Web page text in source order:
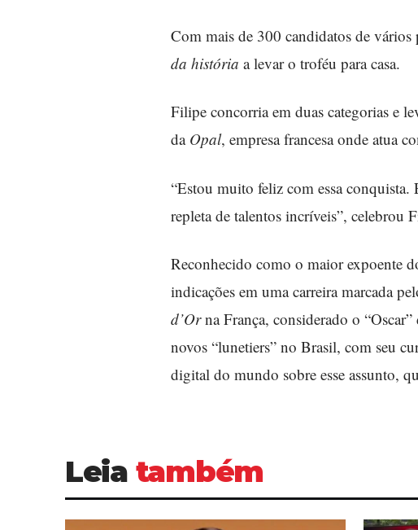
Com mais de 300 candidatos de vários
da história a levar o troféu para casa.
Filipe concorria em duas categorias e
da Opal, empresa francesa onde atua
“Estou muito feliz com essa
repleta de talentos incríveis”, celebrou
Reconhecido como o maior expoente
indicações em uma carreira marcada
d’Orna França, considerado o
novos “lunetiers” no Brasil, com seu
digital do mundo sobre esse assunto,
Leia também